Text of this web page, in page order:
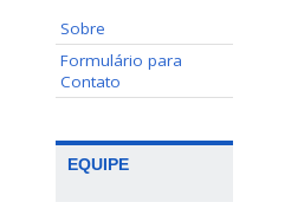
Sobre
Formulário para
Contato
EQUIPE